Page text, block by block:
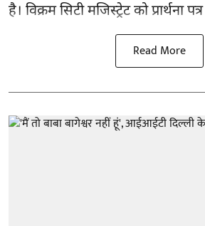
है। विक्रम सिटी मजिस्ट्रेट को प्रार्थना
Read More